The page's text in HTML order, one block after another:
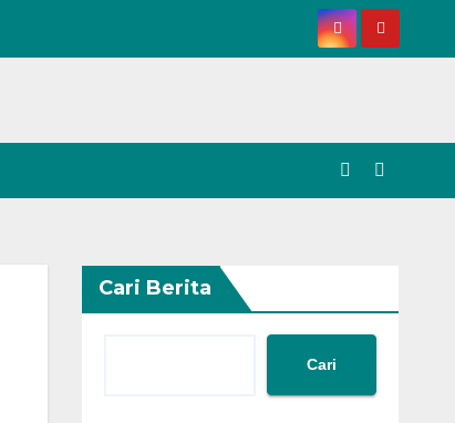
Cari Berita
Cari